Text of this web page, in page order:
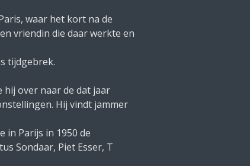
waar het kort na de
vriendin die daar werkte en
tijdgebrek.
hij over naar de dat jaar
Hij vindt jammer
in Parijs in 1950 de
Sondaar, Piet Esser, T